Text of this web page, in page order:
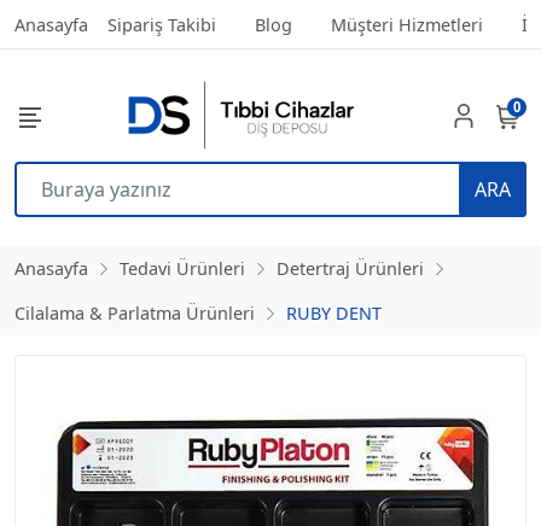
Anasayfa Sipariş Takibi Blog Müşteri Hizmetleri
ARA
0
Anasayfa Tedavi Ürünleri
Detertraj Ürünleri
Cilalama & Parlatma Ürünleri
RUBY DENT